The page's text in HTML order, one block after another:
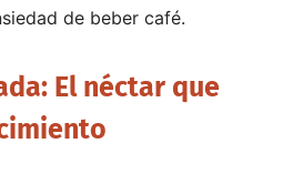
de beber café.
El néctar que